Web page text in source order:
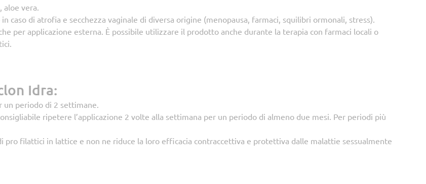
aloe vera.
caso di atrofia e secchezza vaginale di diversa origine (menopausa, farmaci, squilibri ormonali, stress).
per applicazione esterna. È possibile utilizzare il prodotto anche durante la terapia con farmaci locali o
Idra:
un periodo di 2 settimane.
ripetere l’applicazione 2 volte alla settimana per un periodo di almeno due mesi. Per periodi più
pro filattici in lattice e non ne riduce la loro efficacia contraccettiva e protettiva dalle malattie sessualmente